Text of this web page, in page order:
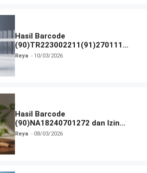
Hasil Barcode
(90)TR223002211(91)270111
dan Izin BPOM
Reya 10/03/2026
Hasil Barcode
(90)NA18240701272 dan Izin
BPOM
Reya 08/03/2026